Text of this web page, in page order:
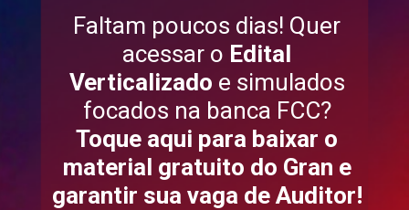
Faltam poucos dias! Quer
acessar o Edital
Verticalizado e simulados
focados na banca FCC?
Toque aqui para baixar o
material gratuito do Gran e
garantir sua vaga de Auditor!